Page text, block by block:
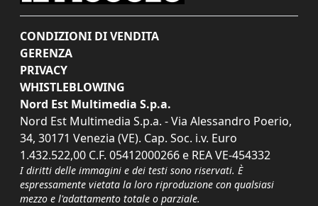
CONDIZIONI DI VENDITA
GERENZA
PRIVACY
WHISTLEBLOWING
Nord Est Multimedia S.p.a.
Nord Est Multimedia S.p.a. - Via Alessandro Poerio,
34, 30171 Venezia (VE). Cap. Soc. i.v. Euro
1.432.522,00 C.F. 05412000266 e REA VE-454332
I diritti delle immagini e dei testi sono riservati. È
espressamente vietata la loro riproduzione con qualsiasi
mezzo e l'adattamento totale o parziale.